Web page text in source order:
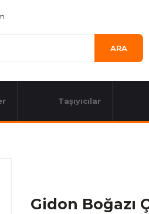
ARA
Taşıyıcılar
Gidon Boğazı